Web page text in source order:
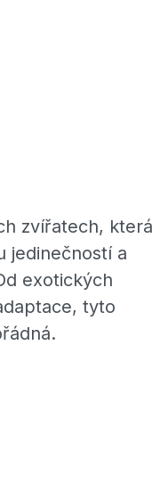
zvířatech, která
jedinečností a
exotických
tyto